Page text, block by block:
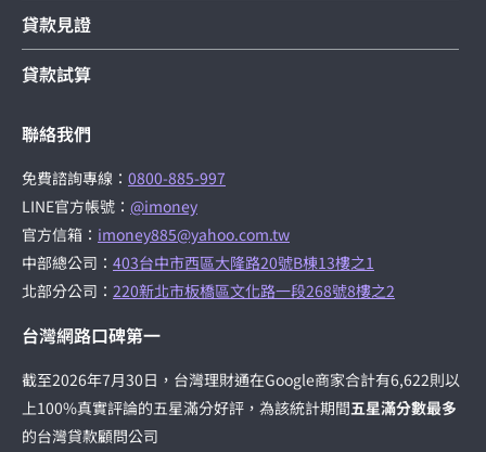
貸款見證
貸款試算
聯絡我們
免費諮詢專線： 0800-885-997
LINE官方帳號： @imoney
官方信箱： imoney885@yahoo.com.tw
中部總公司： 403台中市西區大隆路20號B棟13樓之1
北部分公司： 220新北市板橋區文化路一段268號8樓之2
台灣網路口碑第一
截至2026年7月30日，台灣理財通在Google商家合計有6,622則以
上100%真實評論的五星滿分好評，為該統計期間五星滿分數最多
的台灣貸款顧問公司